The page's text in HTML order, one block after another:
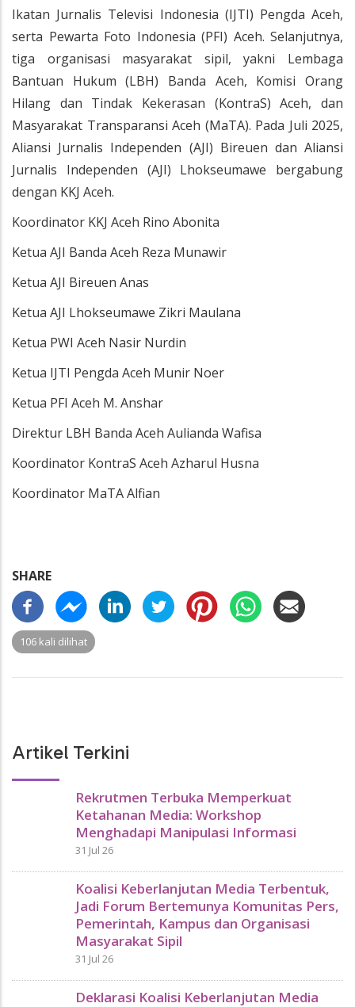
Ikatan Jurnalis Televisi Indonesia (IJTI) Pengda Aceh,
serta Pewarta Foto Indonesia (PFI) Aceh. Selanjutnya,
tiga organisasi masyarakat sipil, yakni Lembaga
Bantuan Hukum (LBH) Banda Aceh, Komisi Orang
Hilang dan Tindak Kekerasan (KontraS) Aceh, dan
Masyarakat Transparansi Aceh (MaTA). Pada Juli 2025,
Aliansi Jurnalis Independen (AJI) Bireuen dan Aliansi
Jurnalis Independen (AJI) Lhokseumawe bergabung
dengan KKJ Aceh.
Koordinator KKJ Aceh Rino Abonita
Ketua AJI Banda Aceh Reza Munawir
Ketua AJI Bireuen Anas
Ketua AJI Lhokseumawe Zikri Maulana
Ketua PWI Aceh Nasir Nurdin
Ketua IJTI Pengda Aceh Munir Noer
Ketua PFI Aceh M. Anshar
Direktur LBH Banda Aceh Aulianda Wafisa
Koordinator KontraS Aceh Azharul Husna
Koordinator MaTA Alfian
SHARE
106 kali dilihat
Artikel Terkini
Rekrutmen Terbuka Memperkuat
Ketahanan Media: Workshop
Menghadapi Manipulasi Informasi
31 Jul 26
Koalisi Keberlanjutan Media Terbentuk,
Jadi Forum Bertemunya Komunitas Pers,
Pemerintah, Kampus dan Organisasi
Masyarakat Sipil
31 Jul 26
Deklarasi Koalisi Keberlanjutan Media